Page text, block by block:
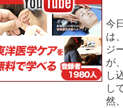
今
は
ジ
が
し
し
然